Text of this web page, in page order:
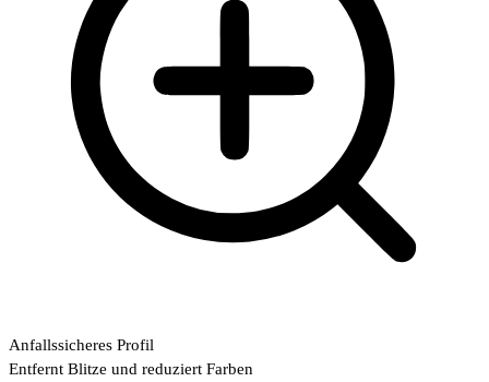
Anfallssicheres Profil
Entfernt Blitze und reduziert Farben